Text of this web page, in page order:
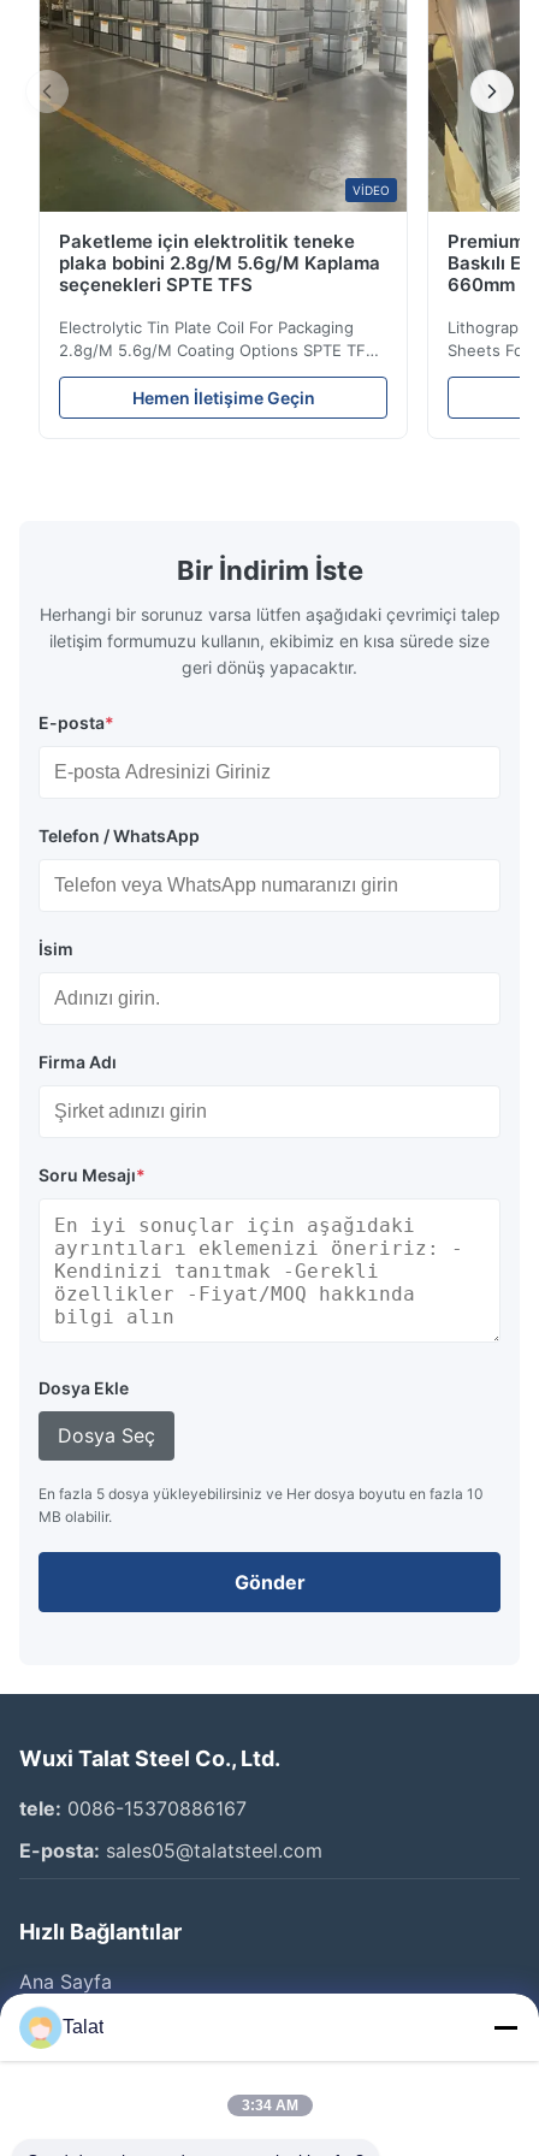
VIDEO
Paketleme için elektrolitik teneke
plaka bobini 2.8g/M 5.6g/M Kaplama
seçenekleri SPTE TFS
Electrolytic Tin Plate Coil For Packaging
2.8g/M 5.6g/M Coating Options SPTE TFS
Electrolytic Tin Plate Coil for Packaging -
2.8/2.8 & 5.6/5.6g/m Coating Options SPTE
TFS Electrolytic Tin Plate (ETP) represents
robust and adaptable. Engineered
Hemen İletişime Geçin
Premium
Baskılı
660mm
Sheets For
929mm
packaging
Bir İndirim İste
Herhangi bir sorunuz varsa lütfen aşağıdaki çevrimiçi talep
iletişim formumuzu kullanın, ekibimiz en kısa sürede size
geri dönüş yapacaktır.
E-posta*
Telefon / WhatsApp
İsim
Firma Adı
Soru Mesajı*
Dosya Ekle
Dosya Seç
En fazla 5 dosya yükleyebilirsiniz ve Her dosya boyutu en fazla 10
MB olabilir.
Gönder
Wuxi Talat Steel Co., Ltd.
tele: 0086-15370886167
E-posta: sales05@talatsteel.com
Hızlı Bağlantılar
Ana Sayfa
Ürünler
Hakkımızda
Kalite Kontrol
Talat
3:34 AM